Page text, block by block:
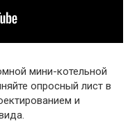
мини-котельной
опросный лист в
и